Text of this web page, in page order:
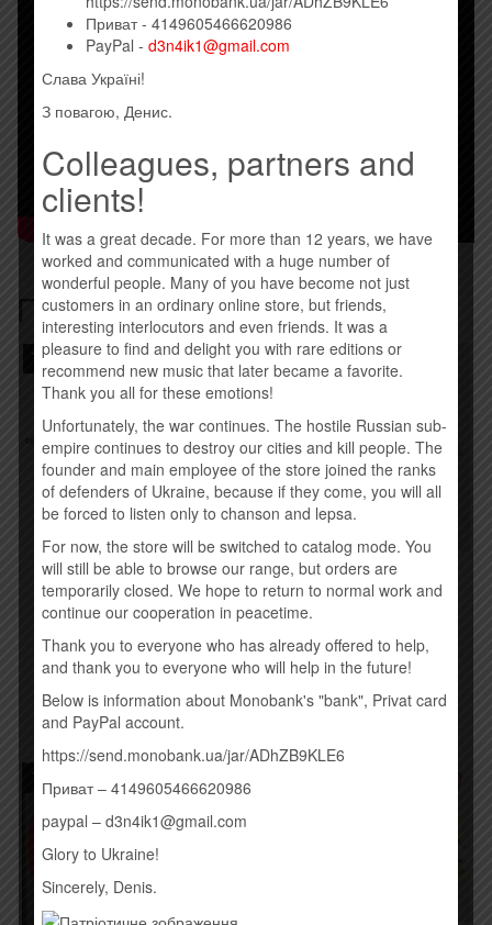
Похожие товары
Товар закінчився!
ОЛЕКСАНДР
ПОНОМАРЬОВ –
НАЙКРАЩЕ (2016)
190,00грн.
Временно нет
APOCALYPTICA –
SHADOWMAKER (2015)
Купить
Товар закінчився!
Приват - 4149605466620986
PayPal - d3n4ik1@gmail.com
Слава Україні!
З повагою, Денис.
Colleagues, partners and
clients!
It was a great decade. For more than 12 years, we have
worked and communicated with a huge number of
wonderful people. Many of you have become not just
customers in an ordinary online store, but friends,
interesting interlocutors and even friends. It was a
pleasure to find and delight you with rare editions or
recommend new music that later became a favorite.
Thank you all for these emotions!
Unfortunately, the war continues. The hostile Russian sub-
empire continues to destroy our cities and kill people. The
founder and main employee of the store joined the ranks
of defenders of Ukraine, because if they come, you will all
be forced to listen only to chanson and lepsa.
For now, the store will be switched to catalog mode. You
will still be able to browse our range, but orders are
temporarily closed. We hope to return to normal work and
continue our cooperation in peacetime.
Thank you to everyone who has already offered to help,
and thank you to everyone who will help in the future!
Below is information about Monobank's "bank", Privat card
and PayPal account.
https://send.monobank.ua/jar/ADhZB9KLE6
Приват – 4149605466620986
paypal – d3n4ik1@gmail.com
Glory to Ukraine!
Sincerely, Denis.